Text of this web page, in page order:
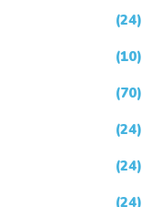
(24)
(10)
(70)
(24)
(24)
(24)